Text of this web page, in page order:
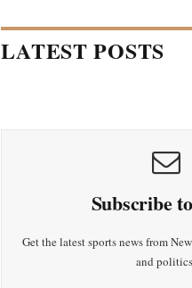
LATEST POSTS
Subscribe
Get the latest sports news from
and